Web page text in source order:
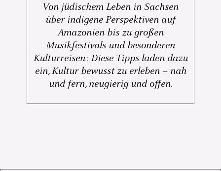
Von jüdischem Leben in Sachsen
über indigene Perspektiven auf
Amazonien bis zu großen
Musikfestivals und besonderen
Kulturreisen: Diese Tipps laden dazu
ein, Kultur bewusst zu erleben – nah
und fern, neugierig und offen.